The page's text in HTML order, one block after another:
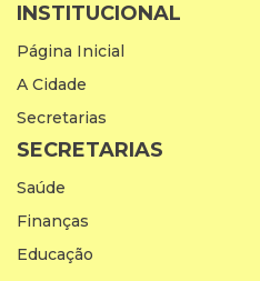
INSTITUCIONAL
Página Inicial
A Cidade
Secretarias
SECRETARIAS
Saúde
Finanças
Educação